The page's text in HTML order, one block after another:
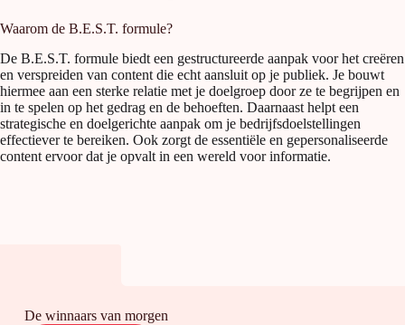
Waarom de B.E.S.T. formule?
De B.E.S.T. formule biedt een gestructureerde aanpak voor het creëren
en verspreiden van content die echt aansluit op je publiek. Je bouwt
hiermee aan een sterke relatie met je doelgroep door ze te begrijpen en
in te spelen op het gedrag en de behoeften. Daarnaast helpt een
strategische en doelgerichte aanpak om je bedrijfsdoelstellingen
effectiever te bereiken. Ook zorgt de essentiële en gepersonaliseerde
content ervoor dat je opvalt in een wereld voor informatie.
De winnaars van morgen